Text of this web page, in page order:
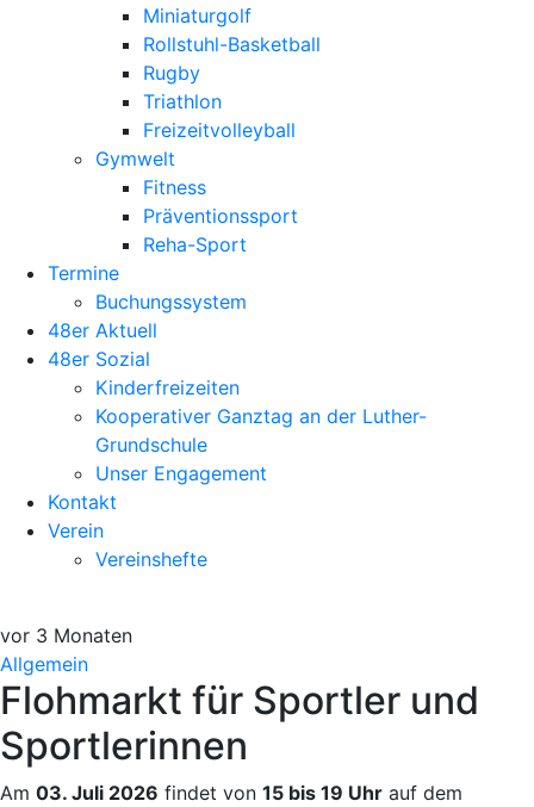
Miniaturgolf
Rollstuhl-Basketball
Rugby
Triathlon
Freizeitvolleyball
Gymwelt
Fitness
Präventionssport
Reha-Sport
Termine
Buchungssystem
48er Aktuell
48er Sozial
Kinderfreizeiten
Kooperativer Ganztag an der Luther-
Grundschule
Unser Engagement
Kontakt
Verein
Vereinshefte
vor 3 Monaten
Allgemein
Flohmarkt für Sportler und
Sportlerinnen
Am 03. Juli 2026 findet von 15 bis 19 Uhr auf dem